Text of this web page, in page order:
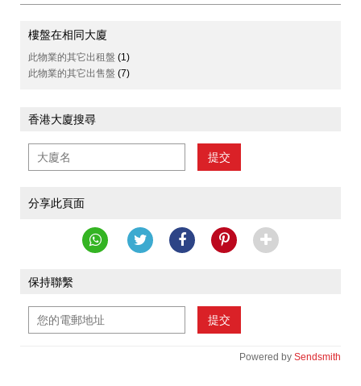
樓盤在相同大廈
此物業的其它出租盤 (1)
此物業的其它出售盤 (7)
香港大廈搜尋
提交
分享此頁面
保持聯繫
提交
Powered by Sendsmith